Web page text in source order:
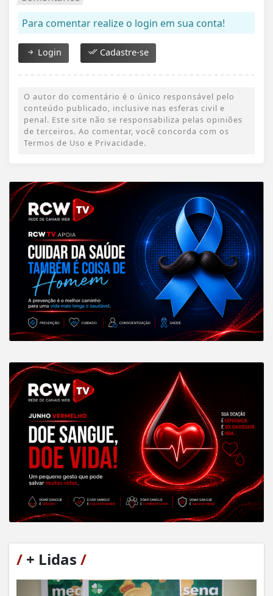
Para comentar realize o login em sua conta!
Login Cadastre-se
O autor do comentário é o único responsável pelo
conteúdo publicado, inclusive nas esferas civil e
penal. Este site não se responsabiliza pelas opiniões
de terceiros. Ao comentar, você concorda com os
Termos de Uso e Privacidade.
/ + Lidas /